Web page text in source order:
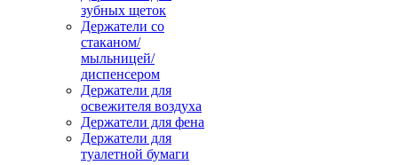
зубных щеток
Держатели со
стаканом/
мыльницей/
диспенсером
Держатели для
освежителя воздуха
Держатели для фена
Держатели для
туалетной бумаги